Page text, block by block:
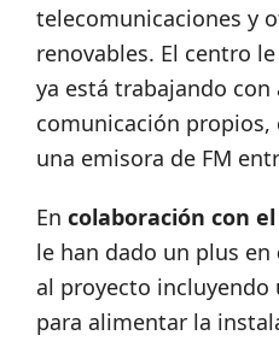
telecomunicaciones y
renovables. El centro
ya está trabajando
comunicación
una emisora de FM
En colaboración con
le han dado un plus en
al proyecto
para alimentar la